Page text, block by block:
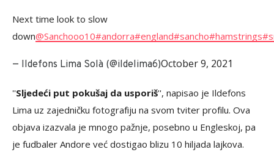
Next time look to slow
down@Sanchooo10#andorra#england#sancho#hamstrings
— Ildefons Lima Solà (@ildelima6)October 9, 2021
''Sljedeći put pokušaj da usporiš'', napisao je Ildefons
Lima uz zajedničku fotografiju na svom tviter profilu. Ova
objava izazvala je mnogo pažnje, posebno u Engleskoj, pa
je fudbaler Andore već dostigao blizu 10 hiljada lajkova.